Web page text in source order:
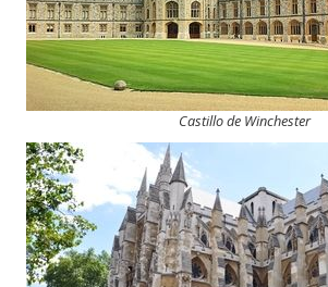
Castillo de Winchester